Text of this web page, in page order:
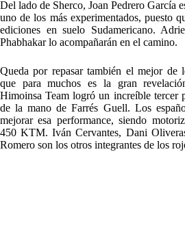
Del lado de Sherco, Joan Pedrero García
uno de los más experimentados, puesto
ediciones en suelo Sudamericano.
Phabhakar lo acompañarán en el camino.
Queda por repasar también el mejor de
que para muchos es la gran
Himoinsa Team logró un increíble tercer
de la mano de Farrés Guell. Los
mejorar esa performance, siendo
450 KTM. Iván Cervantes, Dani
Romero son los otros integrantes de los